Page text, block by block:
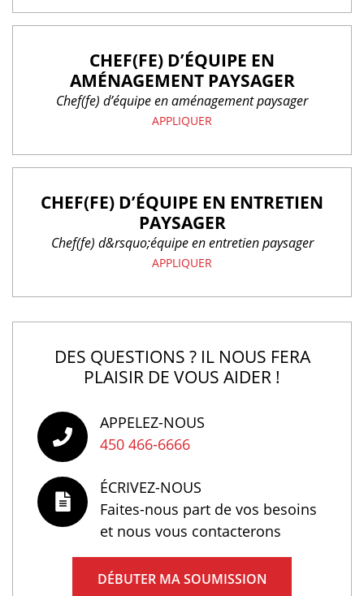
CHEF(FE) D’ÉQUIPE EN
AMÉNAGEMENT PAYSAGER
Chef(fe) d’équipe en aménagement paysager
APPLIQUER
CHEF(FE) D’ÉQUIPE EN ENTRETIEN
PAYSAGER
Chef(fe) d&rsquo;équipe en entretien paysager
APPLIQUER
DES QUESTIONS ? IL NOUS FERA
PLAISIR DE VOUS AIDER !
APPELEZ-NOUS
450 466-6666
ÉCRIVEZ-NOUS
Faites-nous part de vos besoins
et nous vous contacterons
DÉBUTER MA SOUMISSION